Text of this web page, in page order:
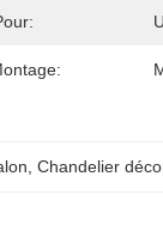
, Chandelier